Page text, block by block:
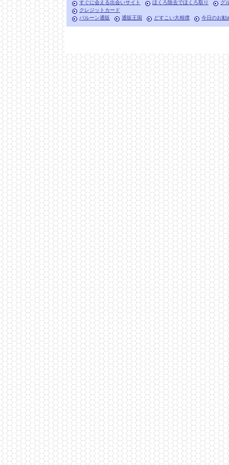
すぐに会える出会いサイト ほくろ除去でほくろ取り
グ
クレジットカード
バルーン通販
通販王国 どすこい大相撲 今日のお勧